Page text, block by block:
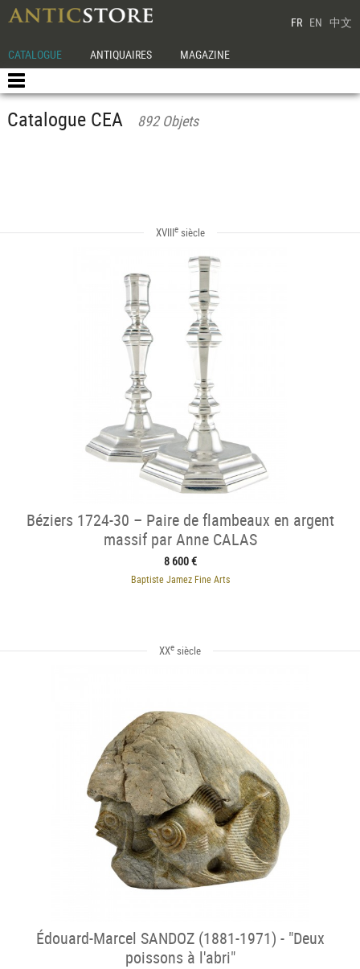
FR EN 中文
CATALOGUE ANTIQUAIRES MAGAZINE
Catalogue CEA 892 Objets
XVIIIesiècle
Béziers 1724-30 – Paire de flambeaux en argent
massif par Anne CALAS
8 600 €
Baptiste Jamez Fine Arts
XXe siècle
Édouard-Marcel SANDOZ (1881-1971) - "Deux
poissons à l'abri"